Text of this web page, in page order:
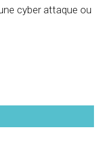
cyber attaque ou